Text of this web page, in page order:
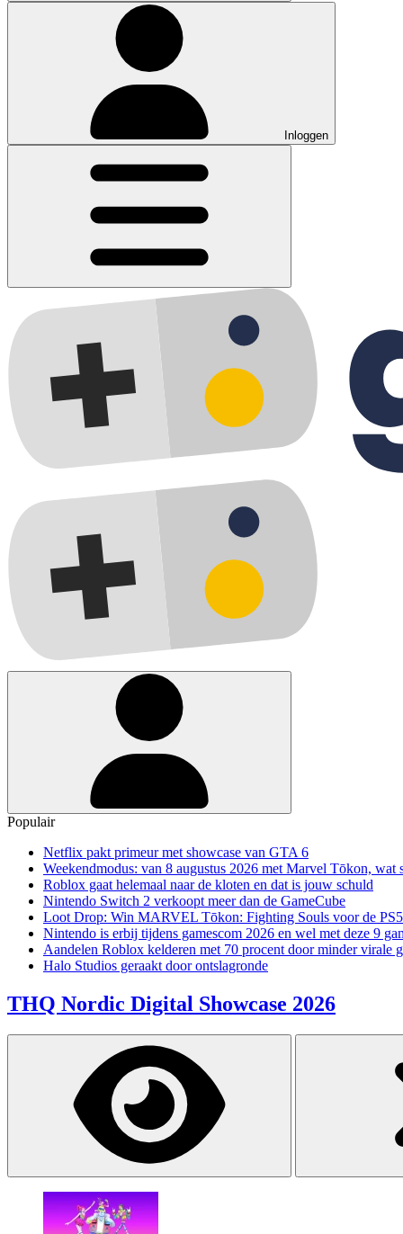
Inloggen
Populair
Netflix pakt primeur met showcase van GTA 6
Weekendmodus: van 8 augustus 2026 met Marvel Tōkon, wat
Roblox gaat helemaal naar de kloten en dat is jouw schuld
Nintendo Switch 2 verkoopt meer dan de GameCube
Loot Drop: Win MARVEL Tōkon: Fighting Souls voor de PS5
Nintendo is erbij tijdens gamescom 2026 en wel met deze 9
Aandelen Roblox kelderen met 70 procent door minder virale
Halo Studios geraakt door ontslagronde
THQ Nordic Digital Showcase 2026